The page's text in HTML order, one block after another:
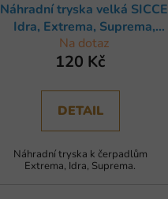
Náhradní tryska velká SICCE
Idra, Extrema, Suprema,
Ecopond (1ks)
Na dotaz
120 Kč
DETAIL
Náhradní tryska k čerpadlům
Extrema, Idra, Suprema.